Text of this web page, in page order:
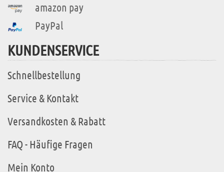
amazon pay
PayPal
KUNDENSERVICE
Schnellbestellung
Service & Kontakt
Versandkosten & Rabatt
FAQ - Häufige Fragen
Mein Konto